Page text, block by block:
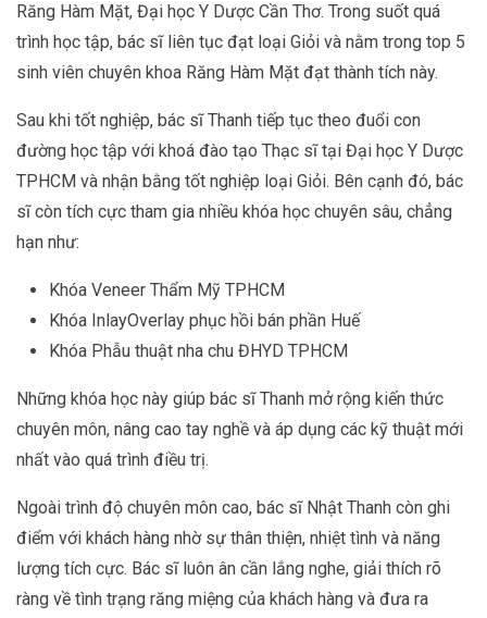
Răng Hàm Mặt, Đại học Y Dược Cần Thơ. Trong suốt quá
trình học tập, bác sĩ liên tục đạt loại Giỏi và nằm trong top 5
sinh viên chuyên khoa Răng Hàm Mặt đạt thành tích này.
Sau khi tốt nghiệp, bác sĩ Thanh tiếp tục theo đuổi con
đường học tập với khoá đào tạo Thạc sĩ tại Đại học Y Dược
TPHCM và nhận bằng tốt nghiệp loại Giỏi. Bên cạnh đó, bác
sĩ còn tích cực tham gia nhiều khóa học chuyên sâu, chẳng
hạn như:
Khóa Veneer Thẩm Mỹ TPHCM
Khóa InlayOverlay phục hồi bán phần Huế
Khóa Phẫu thuật nha chu ĐHYD TPHCM
Những khóa học này giúp bác sĩ Thanh mở rộng kiến thức
chuyên môn, nâng cao tay nghề và áp dụng các kỹ thuật mới
nhất vào quá trình điều trị.
Ngoài trình độ chuyên môn cao, bác sĩ Nhật Thanh còn ghi
điểm với khách hàng nhờ sự thân thiện, nhiệt tình và năng
lượng tích cực. Bác sĩ luôn ân cần lắng nghe, giải thích rõ
ràng về tình trạng răng miệng của khách hàng và đưa ra